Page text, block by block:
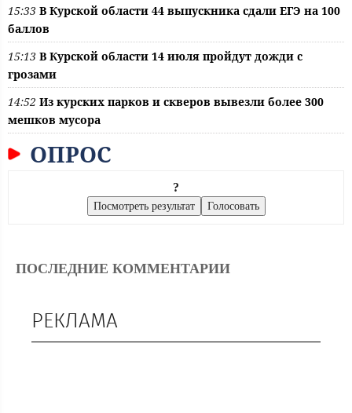
15:33 В Курской области 44 выпускника сдали ЕГЭ на 100
баллов
15:13 В Курской области 14 июля пройдут дожди с
грозами
14:52 Из курских парков и скверов вывезли более 300
мешков мусора
ОПРОС
?
ПОСЛЕДНИЕ КОММЕНТАРИИ
РЕКЛАМА